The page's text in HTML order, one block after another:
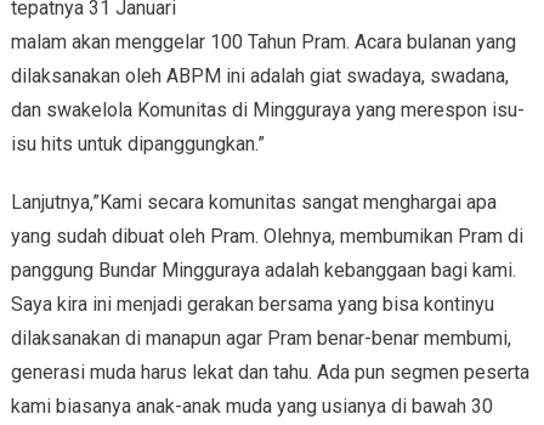
tepatnya 31 Januari
malam akan menggelar 100 Tahun Pram. Acara bulanan yang
dilaksanakan oleh ABPM ini adalah giat swadaya, swadana,
dan swakelola Komunitas di Mingguraya yang merespon isu-
isu hits untuk dipanggungkan.”
Lanjutnya,”Kami secara komunitas sangat menghargai apa
yang sudah dibuat oleh Pram. Olehnya, membumikan Pram di
panggung Bundar Mingguraya adalah kebanggaan bagi kami.
Saya kira ini menjadi gerakan bersama yang bisa kontinyu
dilaksanakan di manapun agar Pram benar-benar membumi,
generasi muda harus lekat dan tahu. Ada pun segmen peserta
kami biasanya anak-anak muda yang usianya di bawah 30